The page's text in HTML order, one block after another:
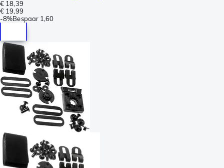
€ 18,39
€ 19,99
-8%Bespaar 1,60